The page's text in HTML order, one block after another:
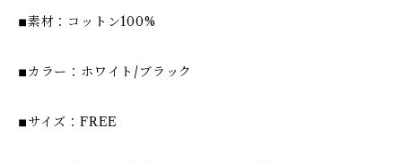
◾︎素材：コットン100%
◾︎カラー：ホワイト/ブラック
◾︎サイズ：FREE